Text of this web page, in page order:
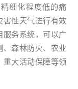
细化程度低的痛
害性天气进行有效
服务系统，可以广
森林防火、农业
重大活动保障等领